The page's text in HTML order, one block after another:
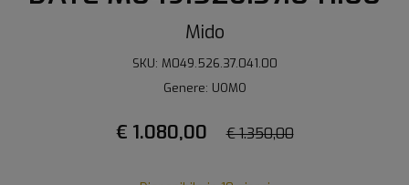
Mido
SKU: M049.526.37.041.00
Genere: UOMO
€ 1.080,00 € 1.350,00